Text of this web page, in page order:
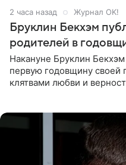
2 часа назад Журнал OK!
Бруклин Бекхэм
родителей в
Накануне Бруклин
первую годовщину
клятвами любви и